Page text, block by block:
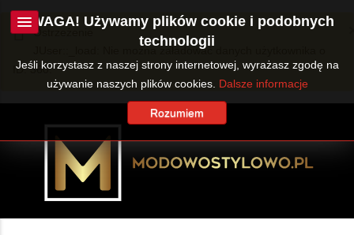
Ostrzeżenie
JUser::_load: Nie można załadować danych użytkownika o
ID: 360.
UWAGA! Używamy plików cookie i podobnych
technologii
Jeśli korzystasz z naszej strony internetowej, wyrażasz zgodę na
używanie naszych plików cookies. Dalsze informacje
Rozumiem